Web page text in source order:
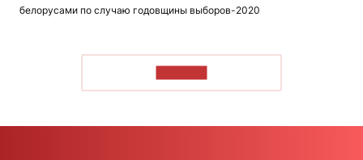
белорусами по случаю годовщины выборов-2020